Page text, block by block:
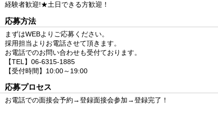
経験者歓迎!★土日できる方歓迎！
応募方法
まずはWEBよりご応募ください。
採用担当よりお電話させて頂きます。
お電話でのお問い合わせも受付ております。
【TEL】06-6315-1885
【受付時間】10:00～19:00
応募プロセス
お電話での面接会予約→登録面接会参加→登録完了！